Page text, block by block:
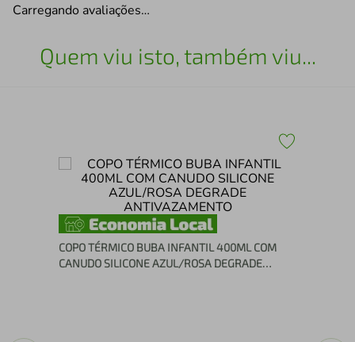
Carregando avaliações…
Quem viu isto, também viu...
COPO TÉRMICO BUBA INFANTIL 400ML COM
CANUDO SILICONE AZUL/ROSA DEGRADE